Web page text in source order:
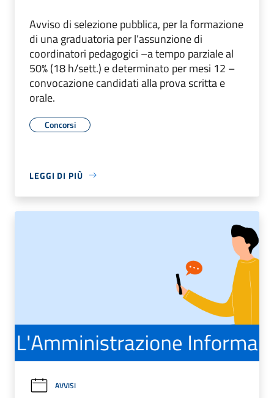
Avviso di selezione pubblica, per la formazione
di una graduatoria per l’assunzione di
coordinatori pedagogici –a tempo parziale al
50% (18 h/sett.) e determinato per mesi 12 –
convocazione candidati alla prova scritta e
orale.
Concorsi
LEGGI DI PIÙ
AVVISI